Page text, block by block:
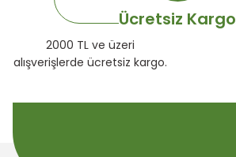
Ücretsiz Kargo
2000 TL ve üzeri
alışverişlerde ücretsiz kargo.